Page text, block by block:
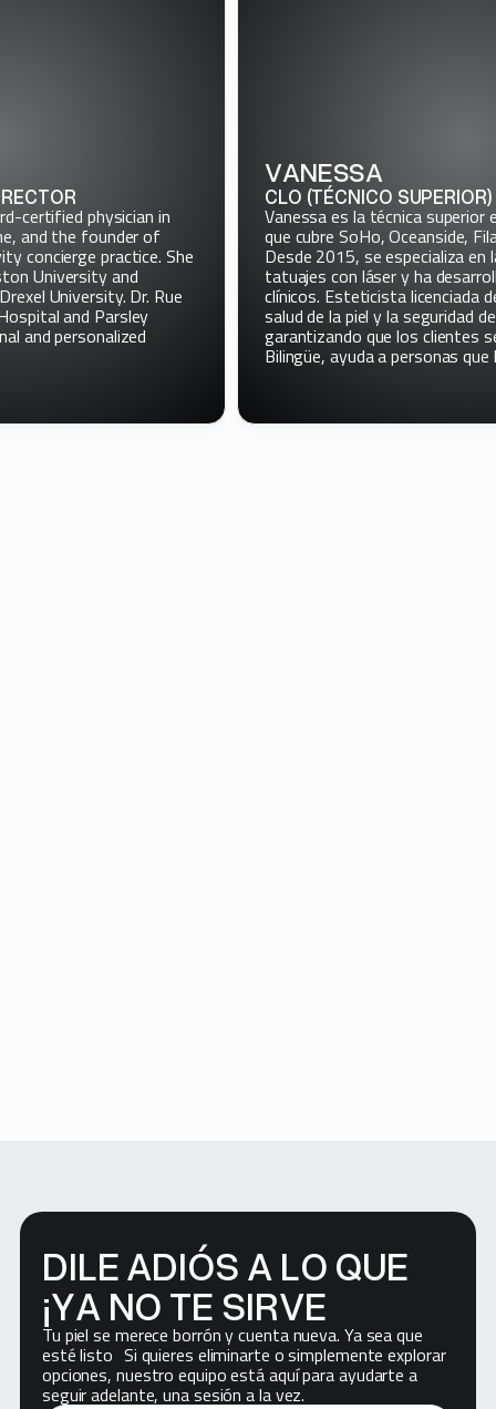
certified physician in
and the founder of
concierge practice. She
University and
University. Dr. Rue
and Parsley
personalized
VANESSA
CLO (TÉCNICO SUPERIOR)
Vanessa es la técnica superior
que cubre SoHo, Oceanside,
Desde 2015, se especializa en
tatuajes con láser y ha
clínicos. Esteticista licenciada
salud de la piel y la seguridad
garantizando que los clientes
Bilingüe, ayuda a personas que
DILE ADIÓS A LO QUE
¡YA NO TE SIRVE
Tu piel se merece borrón y cuenta nueva. Ya sea que
esté listo Si quieres eliminarte o simplemente explorar
opciones, nuestro equipo está aquí para ayudarte a
seguir adelante, una sesión a la vez.